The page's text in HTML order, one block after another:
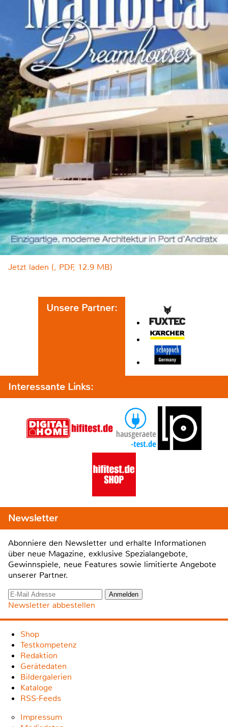
Jetzt laden (, PDF, 12.9 MB)
Unsere Partner:
Interessante Links:
Newsletter
Abonniere den Newsletter und erhalte Informationen
über neue Magazine, exklusive Spezialangebote,
Gewinnspiele, neue Features sowie limitierte Angebote
unserer Partner.
Newsletter abbestellen
Shop
Testkompetenz
Redaktion
Gerätedaten
Bildergalerien
Kataloge
RSS-Feeds
Impressum